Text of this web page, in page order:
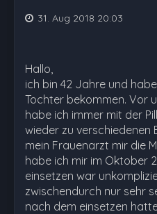
31. Aug 2018 20:03
Hallo,
ich bin 42 Jahre und
Tochter bekommen. Vor
habe ich immer mit der
wieder zu verschiedenen
mein Frauenarzt mir die
habe ich mir im Oktober
einsetzen war
zwischendurch nur sehr
nach dem einsetzen